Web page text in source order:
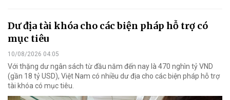
Dư địa tài khóa cho các biện pháp hỗ trợ có
mục tiêu
10/08/2026 04:05
Với thặng dư ngân sách từ đầu năm đến nay là 470 nghìn tỷ VND
(gần 18 tỷ USD), Việt Nam có nhiều dư địa cho các biện pháp hỗ trợ
tài khóa có mục tiêu.